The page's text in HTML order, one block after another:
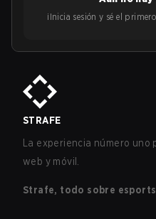
¡Inicia sesión y sé el
STRAFE
La experiencia número
web y móvil.
Strafe, todo sobre esports